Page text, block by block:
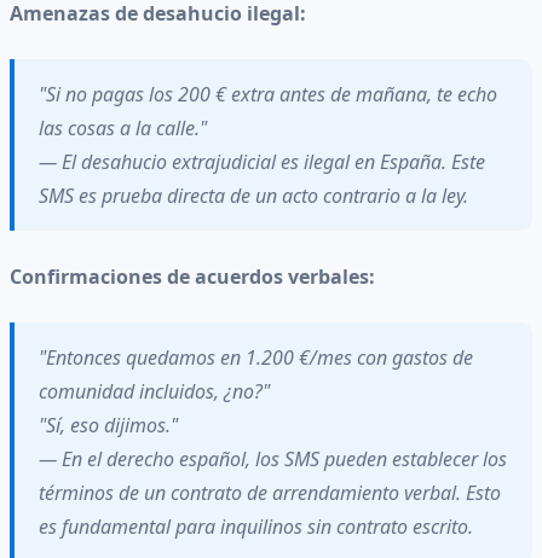
Amenazas de desahucio ilegal:
"Si no pagas los 200 € extra antes de mañana, te echo
las cosas a la calle."
— El desahucio extrajudicial es ilegal en España. Este
SMS es prueba directa de un acto contrario a la ley.
Confirmaciones de acuerdos verbales:
"Entonces quedamos en 1.200 €/mes con gastos de
comunidad incluidos, ¿no?"
"Sí, eso dijimos."
— En el derecho español, los SMS pueden establecer los
términos de un contrato de arrendamiento verbal. Esto
es fundamental para inquilinos sin contrato escrito.